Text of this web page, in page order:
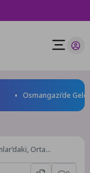
Osmangazi’de
Orta